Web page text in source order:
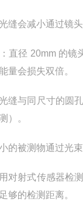
缝会减小通过镜
直径 20mm 的镜
量会损失双倍。
缝与同尺寸的圆
）。
的被测物通过光
对射式传感器检
够的检测距离。